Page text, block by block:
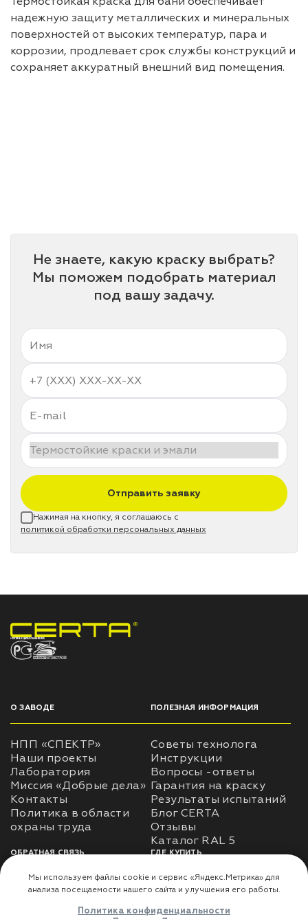
надежную защиту металлических и минеральных
поверхностей от высоких температур, пара и
коррозии, продлевает срок службы конструкций и
сохраняет аккуратный внешний вид помещения.
Не знаете, какую краску выбрать?
Мы поможем подобрать материал
под вашу задачу.
Отправить заявку
Нажимая на кнопку, я соглашаюсь с
политикой обработки персональных данных
НПП «СПЕКТР» ЗАВОД ЛАКОКРАСОЧНЫХ МАТЕРИАЛОВ
О ЗАВОДЕ
НПП «СПЕКТР»
Наши проекты
Лаборатория
Миссия «Добрые дела»
Контакты
Политика в области
ПОЛЕЗНАЯ ИНФОРМАЦИЯ
Советы технолога
Инструкции
Вопросы -ответы
Гарантия на краску
Результаты испытаний
Блог CERTA
Отзывы
Каталог RAL 5
ОБРАТНАЯ СВЯЗЬ
Использование
использования личных
ГДЕ КУПИТЬ
Доставка